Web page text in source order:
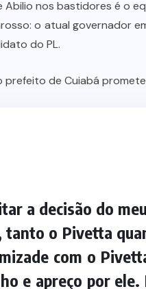
Abilio nos bastidores é o
o atual governador
do PL.
prefeito de Cuiabá
a decisão do
tanto o Pivetta
com o
e apreço por